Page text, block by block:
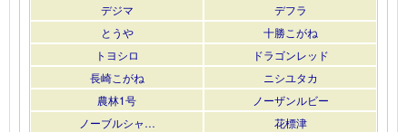
デジマ
デフラ
とうや
十勝こがね
トヨシロ
ドラゴンレッド
長崎こがね
ニシユタカ
農林1号
ノーザンルビー
ノーブルシャ…
花標津